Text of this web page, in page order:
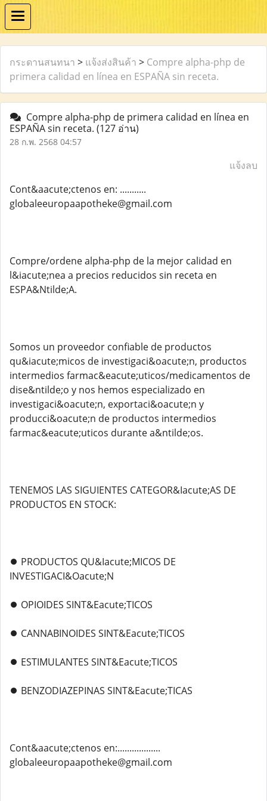
กระดานสนทนา > แจ้งส่งสินค้า > Compre alpha-php de
primera calidad en línea en ESPAÑA sin receta.
Compre alpha-php de primera calidad en línea en
ESPAÑA sin receta. (127 อ่าน)
28 ก.พ. 2568 04:57
แจ้งลบ
Cont&aacute;ctenos en: ...........
globaleeuropaapotheke@gmail.com
Compre/ordene alpha-php de la mejor calidad en
l&iacute;nea a precios reducidos sin receta en
ESPA&Ntilde;A.
Somos un proveedor confiable de productos
qu&iacute;micos de investigaci&oacute;n, productos
intermedios farmac&eacute;uticos/medicamentos de
dise&ntilde;o y nos hemos especializado en
investigaci&oacute;n, exportaci&oacute;n y
producci&oacute;n de productos intermedios
farmac&eacute;uticos durante a&ntilde;os.
TENEMOS LAS SIGUIENTES CATEGOR&Iacute;AS DE
PRODUCTOS EN STOCK:
⏺️ PRODUCTOS QU&Iacute;MICOS DE
INVESTIGACI&Oacute;N
⏺️ OPIOIDES SINT&Eacute;TICOS
⏺️ CANNABINOIDES SINT&Eacute;TICOS
⏺️ ESTIMULANTES SINT&Eacute;TICOS
⏺️ BENZODIAZEPINAS SINT&Eacute;TICAS
Cont&aacute;ctenos en:..................
globaleeuropaapotheke@gmail.com